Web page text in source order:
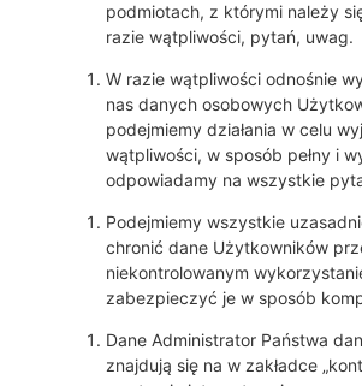
podmiotach, z którymi należy
razie wątpliwości, pytań, uwag.
W razie wątpliwości odnośnie
nas danych osobowych
podejmiemy działania w celu
wątpliwości, w sposób pełny i
odpowiadamy na wszystkie
Podejmiemy wszystkie
chronić dane Użytkowników
niekontrolowanym
zabezpieczyć je w sposób
Dane Administrator Państwa
znajdują się na w zakładce